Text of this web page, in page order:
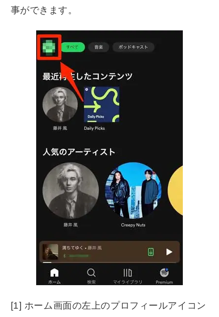
事ができます。
[1] ホーム画面の左上のプロフィールアイコン